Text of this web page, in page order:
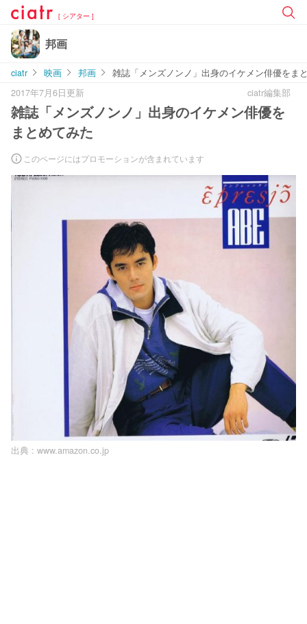
[ シアター ]
邦画
ciatr 映画 邦画
雑誌「メンズノンノ」出身のイケメン俳優をま
2017年7月6日更新
ciatr編集部
雑誌「メンズノンノ」出身のイケメン俳優を
まとめてみた
このページにはプロモーションが含まれています
出典 : www.amazon.co.jp